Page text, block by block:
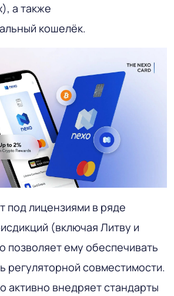
а также
кошелёк.
под лицензиями в ряде
(включая Литву и
позволяет ему обеспечивать
регуляторной совместимости.
активно внедряет стандарты